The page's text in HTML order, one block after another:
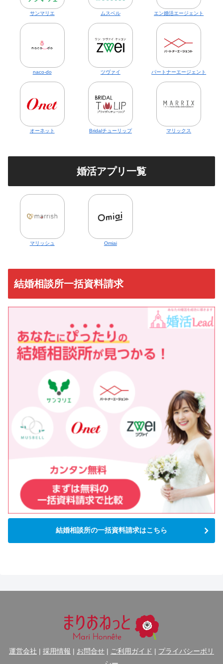
サンマリエ ムスベル エン婚活エージェント
naco-do ツヴァイ パートナーエージェント
オーネット Bridalチューリップ マリックス
婚活アプリ一覧
マリッシュ Omiai
結婚相談所一括資料請求
結婚相談所の一括資料請求はこちら
運営会社 | 採用情報 | お問合せ | ご利用ガイド | プライバシーポリ